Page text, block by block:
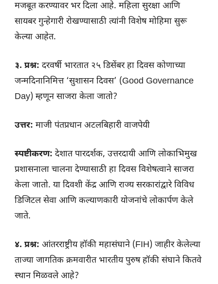
मजबूत करण्यावर भर दिला आहे. महिला सुरक्षा आणि
सायबर गुन्हेगारी रोखण्यासाठी त्यांनी विशेष मोहिमा सुरू
केल्या आहेत.
३. प्रश्न: दरवर्षी भारतात २५ डिसेंबर हा दिवस कोणाच्या
जन्मदिनानिमित्त ‘सुशासन दिवस’ (Good Governance
Day) म्हणून साजरा केला जातो?
उत्तर: माजी पंतप्रधान अटलबिहारी वाजपेयी
स्पष्टीकरण: देशात पारदर्शक, उत्तरदायी आणि लोकाभिमुख
प्रशासनाला चालना देण्यासाठी हा दिवस विशेषत्वाने साजरा
केला जातो. या दिवशी केंद्र आणि राज्य सरकारांद्वारे विविध
डिजिटल सेवा आणि कल्याणकारी योजनांचे लोकार्पण केले
जाते.
४. प्रश्न: आंतरराष्ट्रीय हॉकी महासंघाने (FIH) जाहीर केलेल्या
ताज्या जागतिक क्रमवारीत भारतीय पुरुष हॉकी संघाने कितवे
स्थान मिळवले आहे?